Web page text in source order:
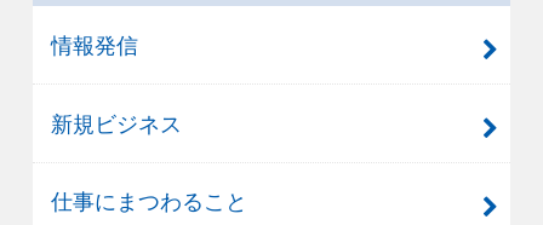
情報発信
新規ビジネス
仕事にまつわること